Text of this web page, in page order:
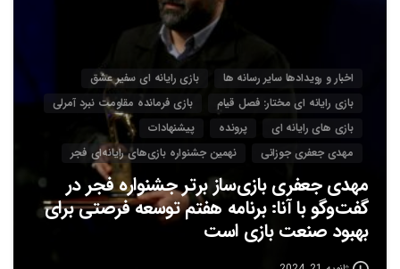
اخبار و رویدادها سایر رسانه ها
بازی رایانه ای سفیر عشق
بازی رایانه ای مختار: فصل قیام
بازی فرمانده مقاومت نبرد آمرلی
بازی های رایانه ای
پرونده
پیشنهادات
مهدی جعفری جوزانی
نهمین جشنواره بازی‌های رایانه‌ای فجر
مهدی جعفری بازی‌ساز برتر جشنواره فجر در
گفت‌وگو با آنا: برنامه هفتم توسعه فرصتی برای
بهبود صنعت بازی است